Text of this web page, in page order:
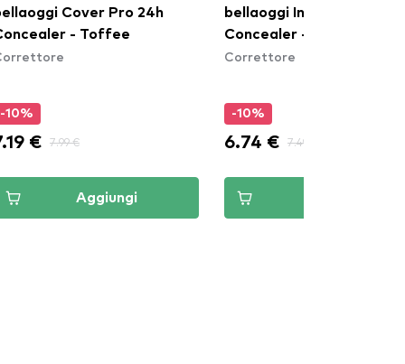
Cover Pro 24h
- Toffee
-10%
€ 7.99 €
Aggiungi
bellaoggi Instayoung
Concealer - Simply Nude
Correttore
-10%
6.74 € 7.49 €